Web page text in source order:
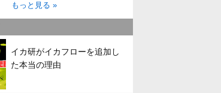
もっと見る »
イカ研がイカフローを追加し
た本当の理由